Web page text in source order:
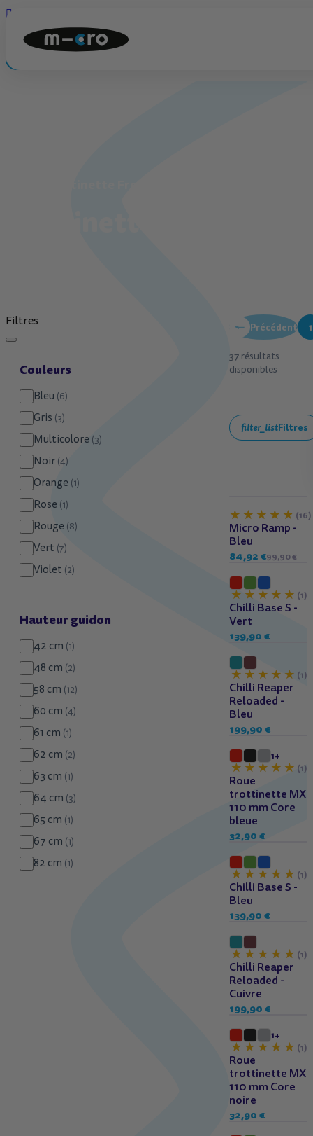

Panier0
Filtres
Couleurs
Bleu (6)
Gris (3)
Multicolore (3)
Noir (4)
Orange (1)
Rose (1)
Rouge (8)
Vert (7)
Violet (2)
Hauteur guidon
42 cm (1)
48 cm (2)
58 cm (12)
60 cm (4)
61 cm (1)
62 cm (2)
63 cm (1)
64 cm (3)
65 cm (1)
67 cm (1)
82 cm (1)
37 résultats
disponibles
filter_listFiltres
Précédent 1
Dès 7 ans-15% (16)
Micro Ramp -
Bleu
84,92 €99,90 €
Dès 6 ans
(1)
Chilli Base S -
Vert
139,90 €
Dès 10 ans
(1)
Chilli Reaper
Reloaded -
Bleu
199,90 €
1+
(1)
Roue
trottinette MX
110 mm Core
bleue
32,90 €
Dès 6 ans
(1)
Chilli Base S -
Bleu
139,90 €
Dès 10 ans
Indisponible
(1)
Chilli Reaper
Reloaded -
Cuivre
199,90 €
1+
(1)
Roue
trottinette MX
110 mm Core
noire
32,90 €